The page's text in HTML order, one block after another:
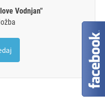
Vodnjan"